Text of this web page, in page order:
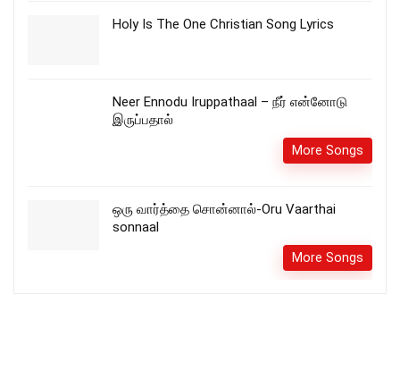
Holy Is The One Christian Song Lyrics
Neer Ennodu Iruppathaal – நீர் என்னோடு
இருப்பதால்
More Songs
ஒரு வார்த்தை சொன்னால்-Oru Vaarthai
sonnaal
More Songs